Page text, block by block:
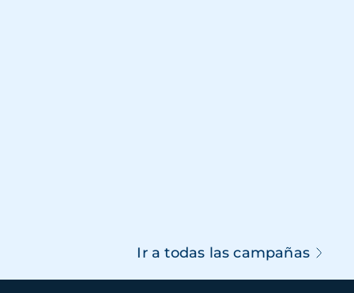
Ir a todas las campañas